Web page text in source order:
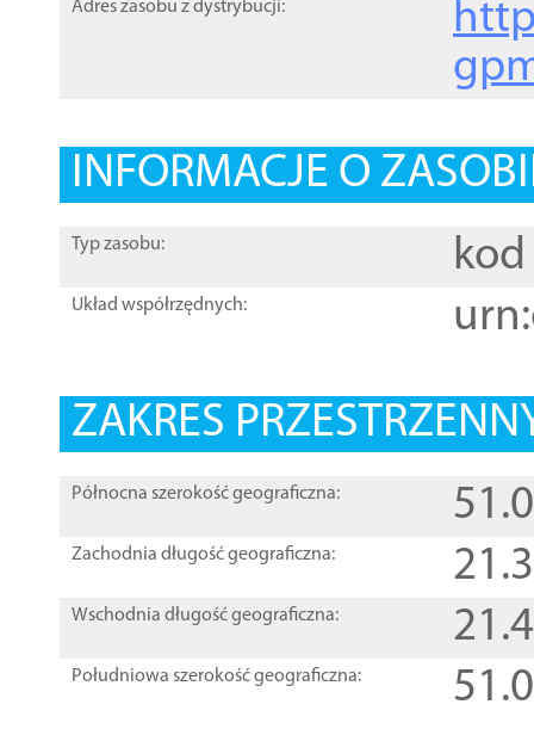
Adres zasobu z dystrybucji:
INFORMACJE O
Typ zasobu: kod
Układ współrzędnych:
ZAKRES
Północna szerokość geograficzna:
Zachodnia długość geograficzna:
Wschodnia długość geograficzna:
Południowa szerokość geograficzna: